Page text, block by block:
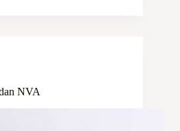
NVA